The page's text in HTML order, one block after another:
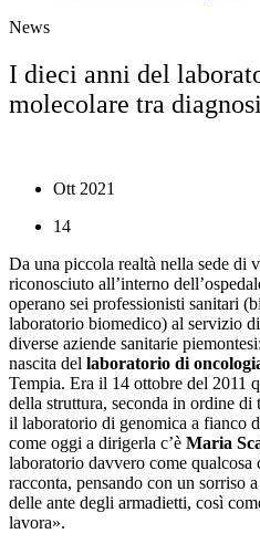
News
I dieci anni del
molecolare tra
Ott 2021
14
Da una piccola realtà nella sede di
riconosciuto all’interno
operano sei professionisti sanitari
laboratorio biomedico) al servizio
diverse aziende sanitarie
nascita del laboratorio di
Tempia. Era il 14 ottobre del 2011
della struttura, seconda in ordine di
il laboratorio di genomica a fianco
come oggi a dirigerla c’è Maria
laboratorio davvero come qualcosa
racconta, pensando con un sorriso
delle ante degli armadietti, così
lavora».